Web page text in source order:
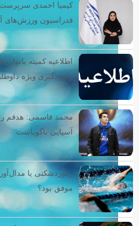
کیمیا احمدی سرپرست
فدراسیون ورزش‌های
اطلاعیه کمیته
رکوردگیری ویژه
آسیایی ناگویاست
رکوردشکنی یا
موفق بود؟